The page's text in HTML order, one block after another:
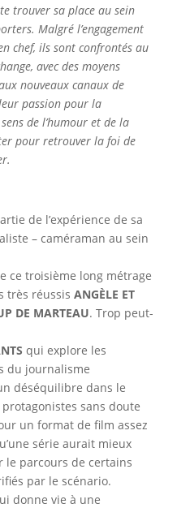
trouver sa place au sein
Malgré l’engagement
chef, ils sont confrontés au
avec des moyens
nouveaux canaux de
passion pour la
de l’humour et de la
pour retrouver la foi de
de l’expérience de sa
– caméraman au sein
ce troisième long métrage
très réussis ANGÈLE ET
DE MARTEAU. Trop peut-
qui explore les
du journalisme
déséquilibre dans le
sans doute
un format de film assez
série aurait mieux
le parcours de certains
par le scénario.
donne vie à une